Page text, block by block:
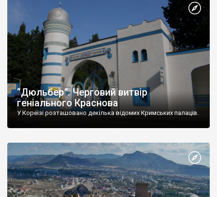
“Дюльбер”. Черговий витвір
геніального Краснова
У Кореїзі розташовано декілька відомих Кримських палаців.